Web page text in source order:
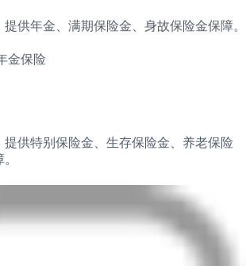
供年金、满期保险金、身故保险金保障。
金保险
提供特别保险金、生存保险金、养老保险